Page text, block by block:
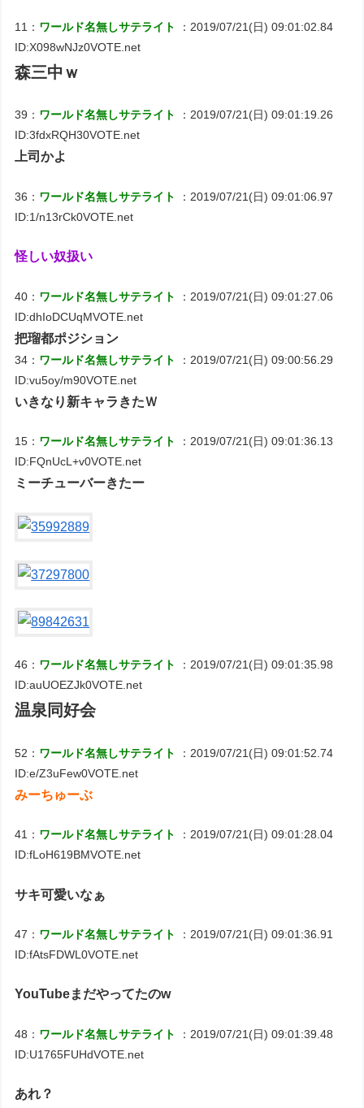
11： ワールド名無しサテライト
：2019/07/21(日) 09:01:02.84
ID:X098wNJz0VOTE.net
森三中ｗ
39： ワールド名無しサテライト
：2019/07/21(日) 09:01:19.26
ID:3fdxRQH30VOTE.net
上司かよ
36： ワールド名無しサテライト
：2019/07/21(日) 09:01:06.97
ID:1/n13rCk0VOTE.net
怪しい奴扱い
40： ワールド名無しサテライト
：2019/07/21(日) 09:01:27.06
ID:dhIoDCUqMVOTE.net
把瑠都ポジション
34： ワールド名無しサテライト
：2019/07/21(日) 09:00:56.29
ID:vu5oy/m90VOTE.net
いきなり新キャラきたＷ
15： ワールド名無しサテライト
：2019/07/21(日) 09:01:36.13
ID:FQnUcL+v0VOTE.net
ミーチューバーきたー
46： ワールド名無しサテライト
：2019/07/21(日) 09:01:35.98
ID:auUOEZJk0VOTE.net
温泉同好会
52： ワールド名無しサテライト
：2019/07/21(日) 09:01:52.74
ID:e/Z3uFew0VOTE.net
みーちゅーぶ
41： ワールド名無しサテライト
：2019/07/21(日) 09:01:28.04
ID:fLoH619BMVOTE.net
サキ可愛いなぁ
47： ワールド名無しサテライト
：2019/07/21(日) 09:01:36.91
ID:fAtsFDWL0VOTE.net
YouTubeまだやってたのw
48： ワールド名無しサテライト
：2019/07/21(日) 09:01:39.48
ID:U1765FUHdVOTE.net
あれ？